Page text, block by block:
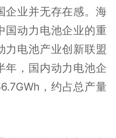
企业并无存在感。海
国动力电池企业的重
力电池产业创新联盟
年，国内动力电池企
，约占总产量